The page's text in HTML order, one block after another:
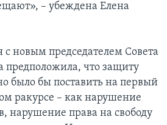
– убеждена Елена
с новым председателем Совета
предположила, что защиту
было бы поставить на первый
ракурсе – как нарушение
нарушение права на свободу